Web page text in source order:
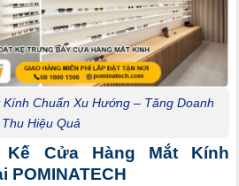
Chuẩn Xu Hướng – Tăng Doanh
Thu Hiệu Quả
Kế Cửa Hàng Mắt Kính
POMINATECH